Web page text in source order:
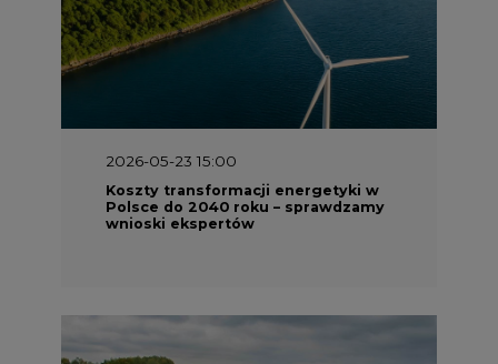
2026-05-23 15:00
Koszty transformacji energetyki w
Polsce do 2040 roku – sprawdzamy
wnioski ekspertów